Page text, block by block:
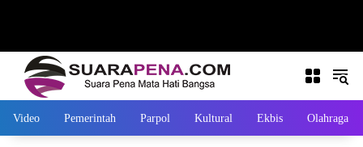
Video Pemerintah Parpol Kultural Ekbis Olahraga